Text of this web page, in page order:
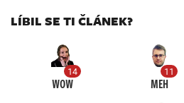
LÍBIL SE TI ČLÁNEK?
14
WOW
11
MEH